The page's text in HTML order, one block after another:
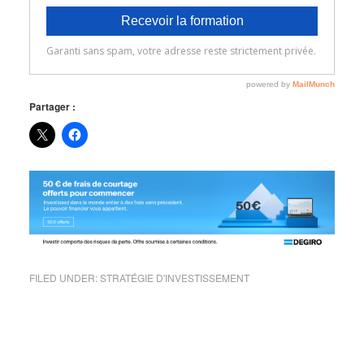
Partager :
FILED UNDER:STRATÉGIE D'INVESTISSEMENT